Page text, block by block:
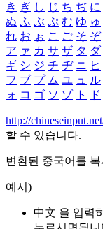
き ぎ し じ ち ぢ に
ぬ ふ ぶ ぷ む ゆ ゅ
れ お ぉ こ ご そ ぞ
ア ァ カ サ ザ タ ダ
ギ シ ジ チ ヂ ニ ヒ
フ ブ プ ム ユ ュ ル
ォ コ ゴ ソ ゾ ト ド
http://
할 수 있습니다.
변환된 중국어를
예시)
中文 을 입력